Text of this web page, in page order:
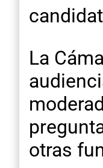
La
otras